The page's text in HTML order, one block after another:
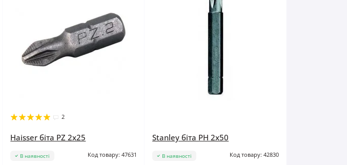
2
Haisser біта PZ 2x25
В наявності Код товару: 47631
Stanley біта PH 2x50
В наявності Код товару: 42830